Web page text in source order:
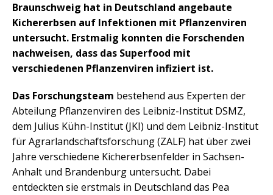
Braunschweig hat in Deutschland angebaute
Kichererbsen auf Infektionen mit Pflanzenviren
untersucht. Erstmalig konnten die Forschenden
nachweisen, dass das Superfood mit
verschiedenen Pflanzenviren infiziert ist.
Das Forschungsteam bestehend aus Experten der
Abteilung Pflanzenviren des Leibniz-Institut DSMZ,
dem Julius Kühn-Institut (JKI) und dem Leibniz-Institut
für Agrarlandschaftsforschung (ZALF) hat über zwei
Jahre verschiedene Kichererbsenfelder in Sachsen-
Anhalt und Brandenburg untersucht. Dabei
entdeckten sie erstmals in Deutschland das Pea